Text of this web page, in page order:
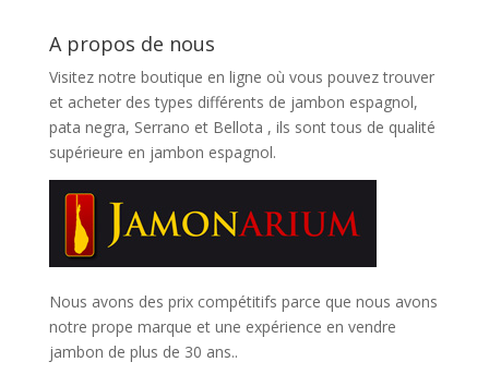
A propos de nous
Visitez notre boutique en ligne où vous pouvez trouver
et acheter des types différents de jambon espagnol,
pata negra, Serrano et Bellota , ils sont tous de qualité
supérieure en jambon espagnol.
Nous avons des prix compétitifs parce que nous avons
notre prope marque et une expérience en vendre
jambon de plus de 30 ans..